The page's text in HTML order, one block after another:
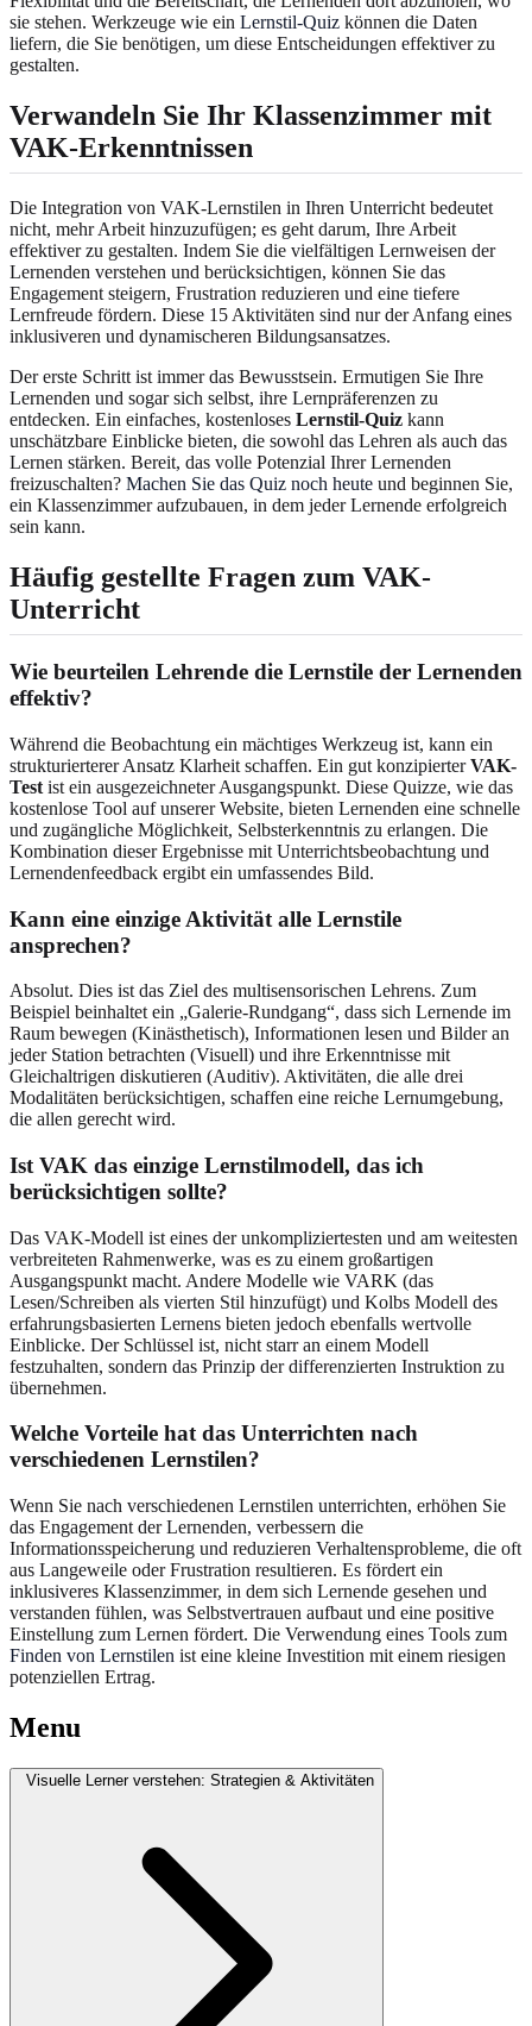
sie stehen. Werkzeuge wie ein Lernstil-Quiz können die Daten
liefern, die Sie benötigen, um diese Entscheidungen effektiver zu
gestalten.
Verwandeln Sie Ihr Klassenzimmer mit
VAK-Erkenntnissen
Die Integration von VAK-Lernstilen in Ihren Unterricht bedeutet
nicht, mehr Arbeit hinzuzufügen; es geht darum, Ihre Arbeit
effektiver zu gestalten. Indem Sie die vielfältigen Lernweisen der
Lernenden verstehen und berücksichtigen, können Sie das
Engagement steigern, Frustration reduzieren und eine tiefere
Lernfreude fördern. Diese 15 Aktivitäten sind nur der Anfang eines
inklusiveren und dynamischeren Bildungsansatzes.
Der erste Schritt ist immer das Bewusstsein. Ermutigen Sie Ihre
Lernenden und sogar sich selbst, ihre Lernpräferenzen zu
entdecken. Ein einfaches, kostenloses Lernstil-Quiz kann
unschätzbare Einblicke bieten, die sowohl das Lehren als auch das
Lernen stärken. Bereit, das volle Potenzial Ihrer Lernenden
freizuschalten? Machen Sie das Quiz noch heute und beginnen Sie,
ein Klassenzimmer aufzubauen, in dem jeder Lernende erfolgreich
sein kann.
Häufig gestellte Fragen zum VAK-
Unterricht
Wie beurteilen Lehrende die Lernstile der Lernenden
effektiv?
Während die Beobachtung ein mächtiges Werkzeug ist, kann ein
strukturierterer Ansatz Klarheit schaffen. Ein gut konzipierterVAK-
Test ist ein ausgezeichneter Ausgangspunkt. Diese Quizze, wie das
kostenlose Tool auf unserer Website, bieten Lernenden eine schnelle
und zugängliche Möglichkeit, Selbsterkenntnis zu erlangen. Die
Kombination dieser Ergebnisse mit Unterrichtsbeobachtung und
Lernendenfeedback ergibt ein umfassendes Bild.
Kann eine einzige Aktivität alle Lernstile
ansprechen?
Absolut. Dies ist das Ziel des multisensorischen Lehrens. Zum
Beispiel beinhaltet ein „Galerie-Rundgang“, dass sich Lernende im
Raum bewegen (Kinästhetisch), Informationen lesen und Bilder an
jeder Station betrachten (Visuell) und ihre Erkenntnisse mit
Gleichaltrigen diskutieren (Auditiv). Aktivitäten, die alle drei
Modalitäten berücksichtigen, schaffen eine reiche Lernumgebung,
die allen gerecht wird.
Ist VAK das einzige Lernstilmodell, das ich
berücksichtigen sollte?
Das VAK-Modell ist eines der unkompliziertesten und am weitesten
verbreiteten Rahmenwerke, was es zu einem großartigen
Ausgangspunkt macht. Andere Modelle wie VARK (das
Lesen/Schreiben als vierten Stil hinzufügt) und Kolbs Modell des
erfahrungsbasierten Lernens bieten jedoch ebenfalls wertvolle
Einblicke. Der Schlüssel ist, nicht starr an einem Modell
festzuhalten, sondern das Prinzip der differenzierten Instruktion zu
übernehmen.
Welche Vorteile hat das Unterrichten nach
verschiedenen Lernstilen?
Wenn Sie nach verschiedenen Lernstilen unterrichten, erhöhen Sie
das Engagement der Lernenden, verbessern die
Informationsspeicherung und reduzieren Verhaltensprobleme, die oft
aus Langeweile oder Frustration resultieren. Es fördert ein
inklusiveres Klassenzimmer, in dem sich Lernende gesehen und
verstanden fühlen, was Selbstvertrauen aufbaut und eine positive
Einstellung zum Lernen fördert. Die Verwendung eines Tools zum
Finden von Lernstilen ist eine kleine Investition mit einem riesigen
potenziellen Ertrag.
Menu
Visuelle Lerner verstehen: Strategien & Aktivitäten